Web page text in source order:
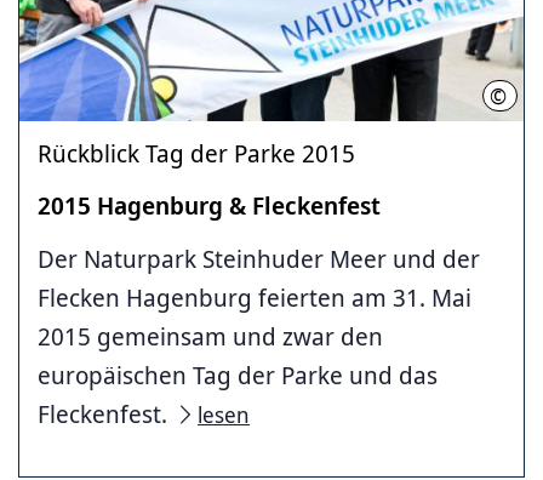
©
Rückblick Tag der Parke 2015
2015 Hagenburg & Fleckenfest
Der Naturpark Steinhuder Meer und der
Flecken Hagenburg feierten am 31. Mai
2015 gemeinsam und zwar den
europäischen Tag der Parke und das
Fleckenfest.
lesen